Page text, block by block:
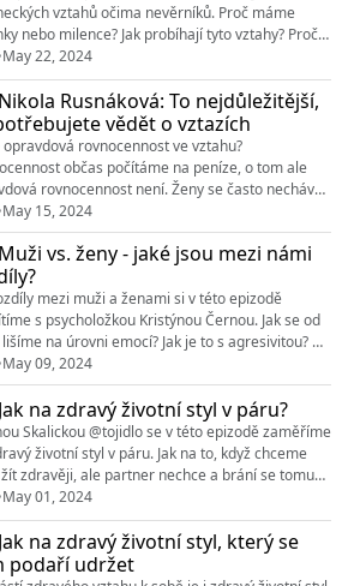
Instagram @ja...
vztahů očima nevěrníků. Proč máme
nebo milence? Jak probíhají tyto vztahy? Proč i
muži nespokojení v manželství a mají
tak se nerozvedou? A je možné, že je muž
spokojený, a přesto se uchýlí k nevěře?
jaké nástrahy čekají na vztahy, které vznikly
a co všechno se skrývá pod povrchem
May 22, 2024
Rusnáková: To nejdůležitější,
vědět o vztazích
opravdová rovnocennost ve vztahu?
občas počítáme na peníze, o tom ale
rovnocennost není. Ženy se často nechávají
iracionálními myšlenkami a strachy - co ale
rámci partnerského vztahu? Jak pracovat s tím,
nás věci dotýkají? Co když máme pocit, že si
ve vztahu musíme vybojovat? A co jste
nevěděli o bezpečí ve vztahu? Pusťte s...
May 15, 2024
vs. ženy - jaké jsou mezi námi
mezi muži a ženami si v této epizodě
s psycholožkou Kristýnou Černou. Jak se od
na úrovni emocí? Jak je to s agresivitou? Co
pro muže a co pro ženy? A jaký vliv na
má evoluce a sociální očekávání?
tyto rozdíly známe, může nám to otevřít dveře k
porozumění sobě samým i našim
protějškům… Sledujte Instagram @jak_to_vidi...
May 09, 2024
na zdravý životní styl v páru?
Skalickou @tojidlo se v této epizodě zaměříme
životní styl v páru. Jak na to, když chceme
zdravěji, ale partner nechce a brání se tomu?
toho vstupují nejistoty? Jak nenásilně naladit
bez přesvědčování? Jak změnit zajetý režim v
v rodině? A jak muži vnímají celulitidu?
si nový díl a dozvíte se, jak na to, aby vás
May 01, 2024
na zdravý životní styl, který se
podaří udržet